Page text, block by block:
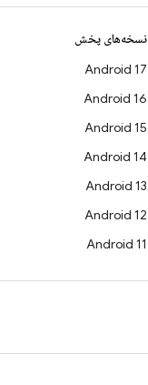
نسخه‌های پخش
Android 17
Android 16
Android 15
Android 14
Android 13
Android 12
Android 11